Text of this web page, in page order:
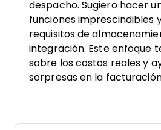
despacho. Sugiero hacer
funciones imprescindibles
requisitos de
integración. Este enfoque
sobre los costos reales y
sorpresas en la